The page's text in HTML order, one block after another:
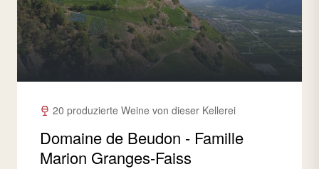
20 produzierte Weine von dieser Kellerei
Domaine de Beudon - Famille
Marion Granges-Faiss